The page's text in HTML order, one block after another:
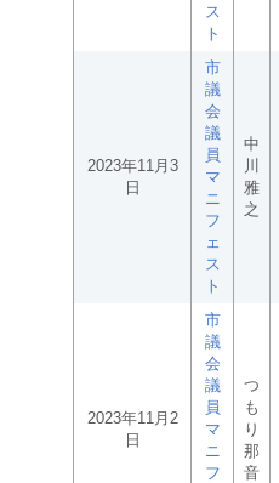
ス
ト
2023年11月3
日
市
議
会
議
員
マ
ニ
フ
ェ
ス
ト
中
川
雅
之
2023年11月2
日
市
議
会
議
員
マ
ニ
フ
つ
も
り
那
音